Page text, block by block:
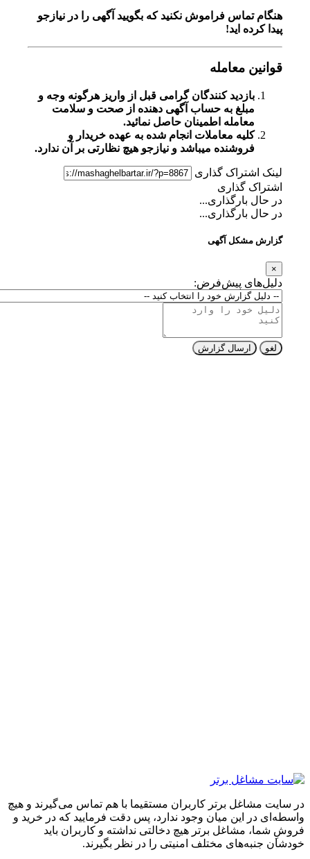
هنگام تماس فراموش نکنید که بگویید آگهی را در نیازجو
پیدا کرده اید!
قوانین معامله
بازدید کنندگان گرامی قبل از واریز هرگونه وجه و
مبلغ به حساب آگهی دهنده از صحت و سلامت
معامله اطمینان حاصل نمائید.
کلیه معاملات انجام شده به عهده خریدار و
فروشنده میباشد و نیازجو هیچ نظارتی بر آن ندارد.
لینک اشتراک گذاری
اشتراک گذاری
در حال بارگذاری...
در حال بارگذاری...
گزارش مشکل آگهی
دلیل‌های پیش‌فرض:
ارسال گزارش
مشاغل برتر کاربران مستقیما با هم تماس می‌گیرند و هیچ
در این میان وجود ندارد، پس دقت فرمایید که در خرید و
شما، مشاغل برتر هیچ دخالتی نداشته و کاربران باید
جنبه‌های مختلف امنیتی را در نظر بگیرند.